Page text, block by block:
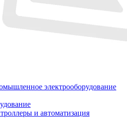
электрооборудование
и автоматизация